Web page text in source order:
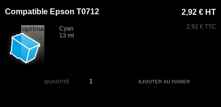
Compatible Epson T0712
Cyan
13 ml
2,92 € HT
2,92 € TTC
QUANTITÉ